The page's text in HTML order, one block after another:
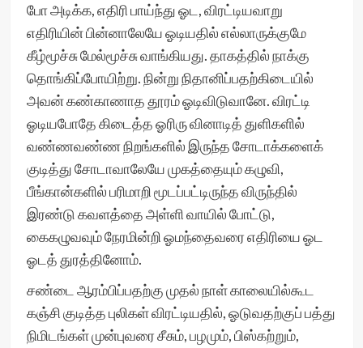
போ அடிக்க, எதிரி பாய்ந்து ஓட, விரட்டியவாறு
எதிரியின் பின்னாலேயே ஓடியதில் எல்லாருக்குமே
கீழ்மூச்சு மேல்மூச்சு வாங்கியது. தாகத்தில் நாக்கு
தொங்கிப்போயிற்று. நின்று நிதானிப்பதற்கிடையில்
அவன் கண்காணாத தூரம் ஓடிவிடுவானே. விரட்டி
ஓடியபோதே கிடைத்த ஓரிரு வினாடித் துளிகளில்
வண்ணவண்ண நிறங்களில் இருந்த சோடாக்களைக்
குடித்து சோடாவாலேயே முகத்தையும் கழுவி,
பீங்கான்களில் பரிமாறி மூடப்பட்டிருந்த விருந்தில்
இரண்டு கவளத்தை அள்ளி வாயில் போட்டு,
கைகழுவவும் நேரமின்றி ஓமந்தைவரை எதிரியை ஓட
ஓடத் துரத்தினோம்.
சண்டை ஆரம்பிப்பதற்கு முதல் நாள் காலையில்கூட
கஞ்சி குடித்த புலிகள் விரட்டியதில், ஓடுவதற்குப் பத்து
நிமிடங்கள் முன்புவரை சீசும், பழமும், பிஸ்கற்றும்,